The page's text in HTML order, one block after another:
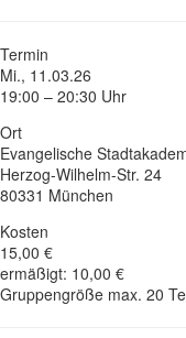
Termin
Mi., 11.03.26
19:00 – 20:30 Uhr
Ort
Evangelische
Herzog-Wilhelm-Str. 24
80331 München
Kosten
15,00 €
ermäßigt: 10,00 €
Gruppengröße max. 20